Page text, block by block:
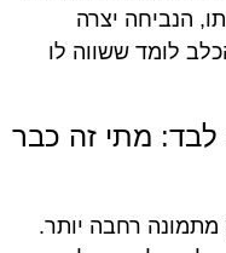
הנביחה יצרה
לומד ששווה לו
לבד: מתי זה כבר
רחבה יותר.